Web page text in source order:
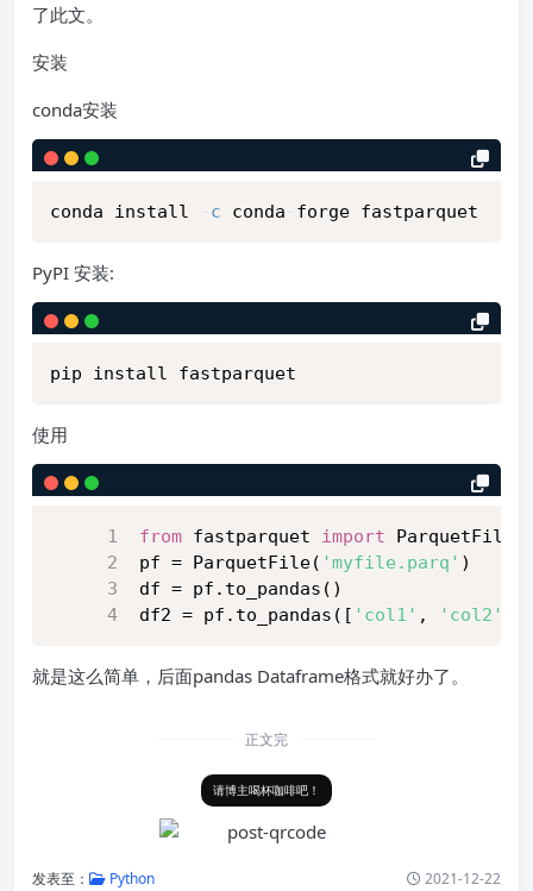
了此文。
安装
conda安装
conda install - c conda -
PyPI 安装:
使用
from fastparquet import ParquetFile
pf = ParquetFile( 'myfile.parq' )
df = pf.to_pandas()
df2 = pf.to_pandas([ 'col1' , 'col2'
就是这么简单，后面pandas Dataframe格式就好办了。
正文完
请博主喝杯咖啡吧！
发表至： Python 2021-12-22